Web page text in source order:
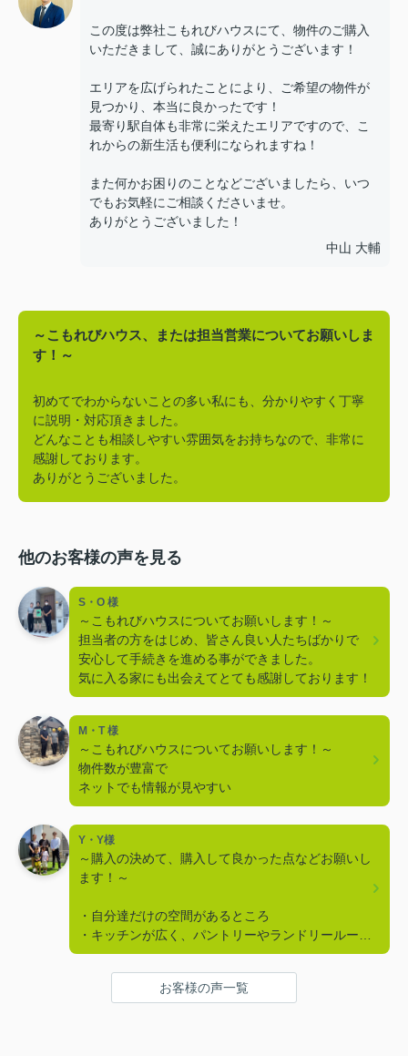
この度は弊社こもれびハウスにて、物件のご購入
いただきまして、誠にありがとうございます！
エリアを広げられたことにより、ご希望の物件が
見つかり、本当に良かったです！
最寄り駅自体も非常に栄えたエリアですので、こ
れからの新生活も便利になられますね！
また何かお困りのことなどございましたら、いつ
でもお気軽にご相談くださいませ。
ありがとうございました！
中山 大輔
～こもれびハウス、または担当営業についてお願いしま
す！～
初めてでわからないことの多い私にも、分かりやすく丁寧
に説明・対応頂きました。
どんなことも相談しやすい雰囲気をお持ちなので、非常に
感謝しております。
ありがとうございました。
他のお客様の声を見る
S・O 様
～こもれびハウスについてお願いします！～
担当者の方をはじめ、皆さん良い人たちばかりで
安心して手続きを進める事ができました。
気に入る家にも出会えてとても感謝しております！
M・T 様
～こもれびハウスについてお願いします！～
物件数が豊富で
ネットでも情報が見やすい
Y・Y様
～購入の決めて、購入して良かった点などお願いし
ます！～
・自分達だけの空間があるところ
・キッチンが広く、パントリーやランドリールーム
がある
・アクセントクロスが好み、庭がある、木目調がい
お客様の声一覧